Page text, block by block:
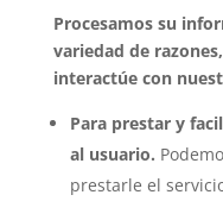
Procesamos su
variedad de
interactúe con
Para prestar y
al usuario.
prestarle el